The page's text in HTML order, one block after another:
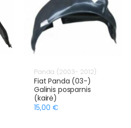
Panda (2003- 2012)
Fiat Panda (03-)
Galinis posparnis
(kairė)
15,00 €